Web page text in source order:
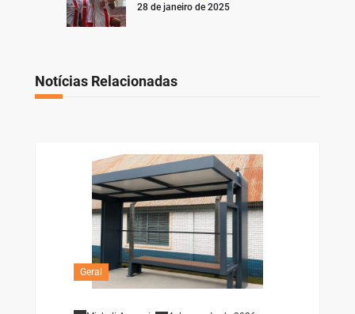
28 de janeiro de 2025
Notícias Relacionadas
Geral